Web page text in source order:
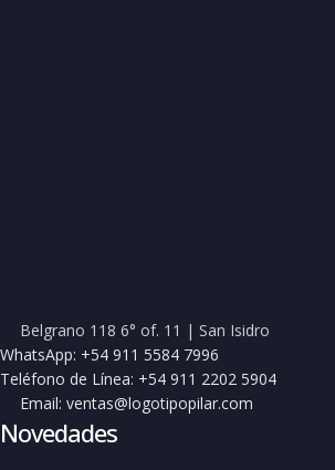
Belgrano 118 6° of. 11 | San Isidro
WhatsApp: +54 911 5584 7996
Teléfono de Línea: +54 911 2202 5904
Email: ventas@logotipopilar.com
Novedades